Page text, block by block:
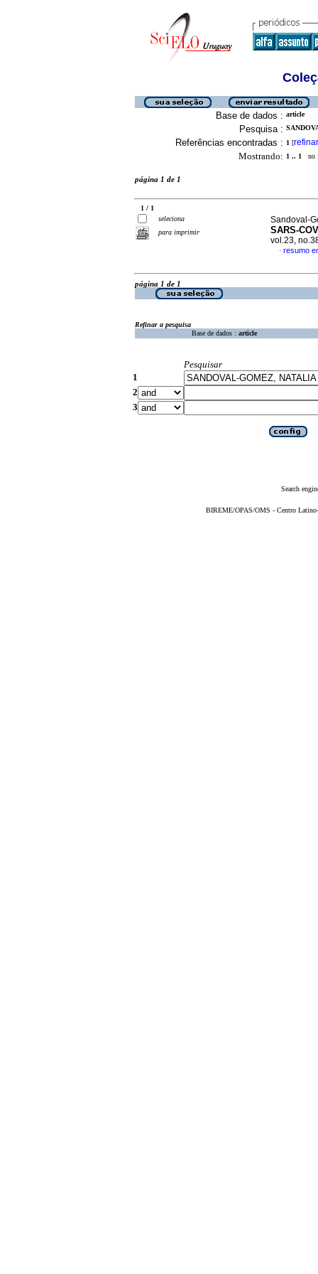
Base de dados : article
Pesquisa :
Referências encontradas : 1 [refinar
Mostrando: 1 .. 1 no
página 1 de 1
1 / 1
seleciona
para imprimir
Sandoval-
SARS-
vol.23,
· resumo
página 1 de 1
Refinar a pesquisa
Base de dados : article
Pesquisar
1
2
3
Search
BIREME/OPAS/OMS - Centro Latino-